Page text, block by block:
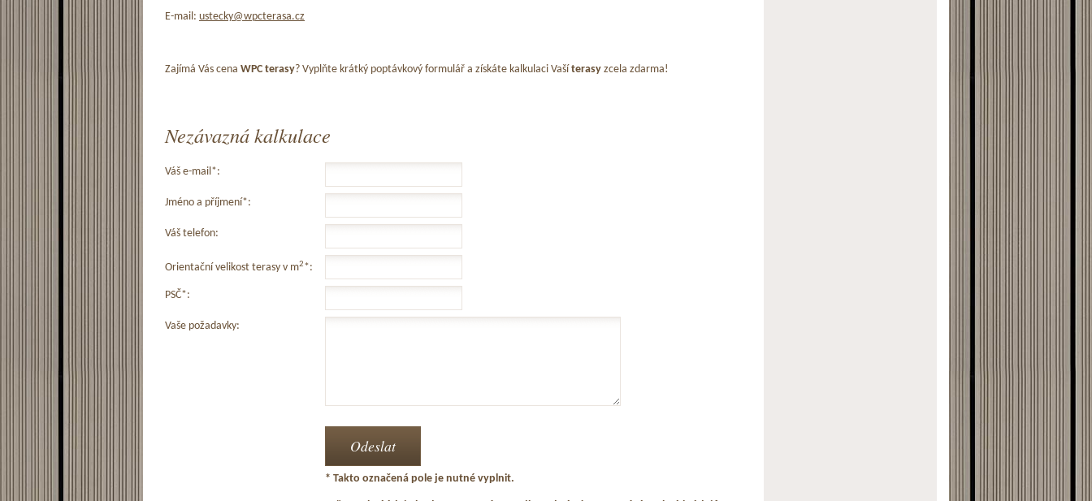
E-mail: ustecky@wpcterasa.cz
Zajímá Vás cena WPC terasy? Vyplňte krátký poptávkový formulář a získáte kalkulaci Vaší terasy zcela zdarma!
Nezávazná kalkulace
Váš e-mail*:
Jméno a příjmení*:
Váš telefon:
Orientační velikost terasy v m2*:
PSČ*:
Vaše požadavky:
* Takto označená pole je nutné vyplnit.